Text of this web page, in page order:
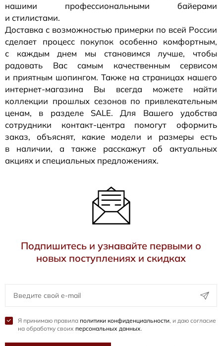
нашими профессиональными байерами
и стилистами.
Доставка с возможностью примерки по всей России
сделает процесс покупок особенно комфортным,
с каждым днем мы становимся лучше, чтобы
радовать Вас самым качественным сервисом
и приятным шопингом. Также на страницах нашего
интернет-магазина Вы всегда можете найти
коллекции прошлых сезонов по привлекательным
ценам, в разделе SALE. Для Вашего удобства
сотрудники контакт-центра помогут оформить
заказ, объяснят, какие модели и размеры есть
в наличии, а также расскажут об актуальных
акциях и специальных предложениях.
Подпишитесь и узнавайте первыми о
новых поступлениях и скидках
Я принимаю правила политики конфиденциальности, и даю согласие
на обработку своих персональных данных.